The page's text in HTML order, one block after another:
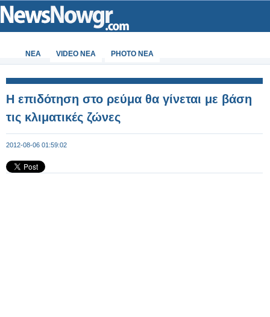
ΝΕΑ VIDEO NEA PHOTO NEA
Η επιδότηση στο ρεύμα θα γίνεται με βάση
τις κλιματικές ζώνες
2012-08-06 01:59:02